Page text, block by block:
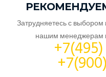
Затрудняетесь с выбором
нашим менеджерам